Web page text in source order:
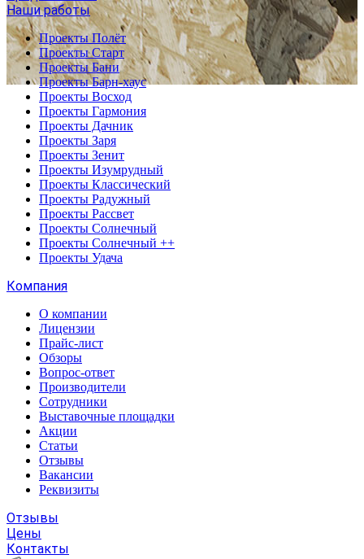
Наши работы
Проекты Полёт
Проекты Старт
Проекты Бани
Проекты Барн-хаус
Проекты Восход
Проекты Гармония
Проекты Дачник
Проекты Заря
Проекты Зенит
Проекты Изумрудный
Проекты Классический
Проекты Радужный
Проекты Рассвет
Проекты Солнечный
Проекты Солнечный ++
Проекты Удача
Компания
О компании
Лицензии
Прайс-лист
Обзоры
Вопрос-ответ
Производители
Сотрудники
Выставочные площадки
Акции
Статьи
Отзывы
Вакансии
Реквизиты
Отзывы
Цены
Контакты